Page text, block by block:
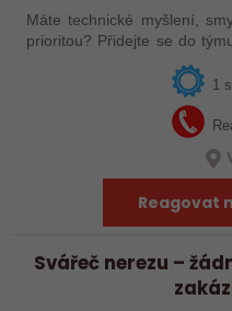
Máte technické myšlení,
prioritou? Přidejte se do týmu stabilní společnosti, kde budete
mít možnost podílet se
1
Reagovat
Svářeč nerezu –